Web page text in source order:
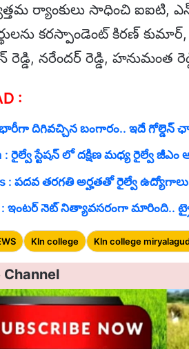
ర్యాంకులు సాధించి
కరస్పాండెంట్ కిరణ్ కుమార్,
రెడ్డి, నరేందర్ రెడ్డి, హనుమంత
:
దిగివచ్చిన బంగారం.. ఇదే గోల్డెన్
: రైల్వే స్టేషన్ లో దక్షిణ మధ్య రైల్వే జీఎం
: పదవ తరగతి అర్హతతో రైల్వే
: ఇంటర్ నెట్ నిత్యావసరంగా మారింది..
Kln college Kln college
Channel